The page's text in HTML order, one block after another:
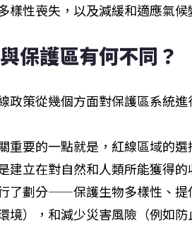
樣性喪失，以及減緩和適應氣候
保護區有何不同？
政策從幾個方面對保護區系統進
重要的一點就是，紅線區域的
建立在對自然和人類所能獲得
了劃分——保護生物多樣性、提
境），和減少災害風險（例如